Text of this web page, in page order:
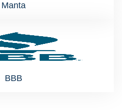
Manta
BBB